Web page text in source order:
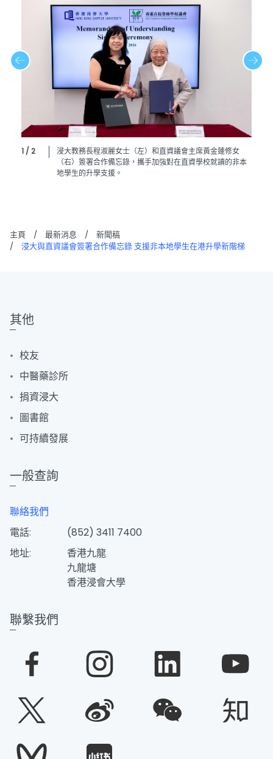
1 / 2
浸大教務長程淑麗女士（左）和直資議會主席黃金蓮修女
（右）簽署合作備忘錄，攜手加強對在直資學校就讀的非本
地學生的升學支援。
主頁 / 最新消息 /
新聞稿
/
浸大與直資議會簽署合作備忘錄 支援非本地學生在港升學新階梯
其他
校友
中醫藥診所
捐資浸大
圖書館
可持續發展
一般查詢
聯絡我們
電話:
(852) 3411 7400
地址:
香港九龍
九龍塘
香港浸會大學
聯繫我們